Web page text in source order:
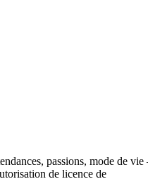
passions, mode de vie
de licence de